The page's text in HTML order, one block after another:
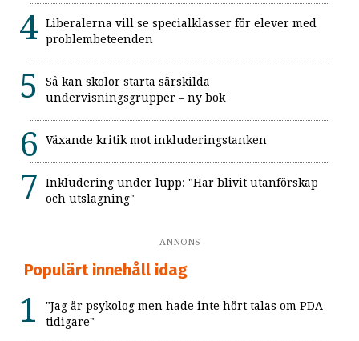
Liberalerna vill se specialklasser för elever med
problembeteenden
Så kan skolor starta särskilda
undervisningsgrupper – ny bok
Växande kritik mot inkluderingstanken
Inkludering under lupp: "Har blivit utanförskap
och utslagning"
ANNONS
Populärt innehåll idag
"Jag är psykolog men hade inte hört talas om PDA
tidigare"